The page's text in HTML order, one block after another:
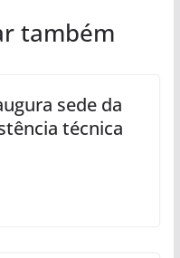
também
sede da
técnica